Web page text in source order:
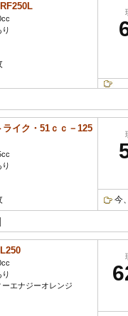
ライク・51ｃｃ－125
今
ーエナジーオレンジ